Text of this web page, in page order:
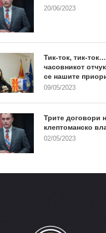
20/06/2023
Тик-ток, тик-ток…
часовникот
се нашите
09/05/2023
Трите договори
клептоманско
02/05/2023